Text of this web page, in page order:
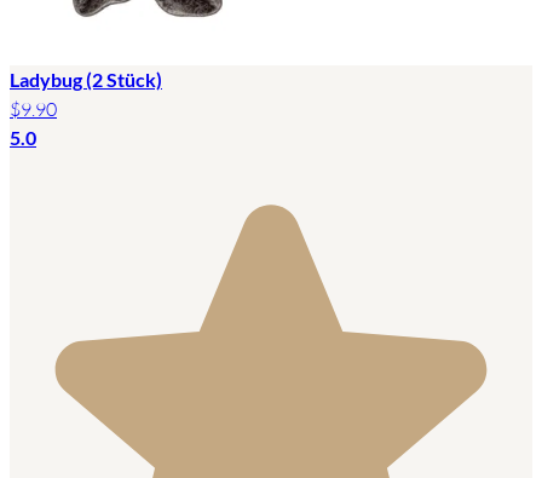
Ladybug (2 Stück)
$9.90
5.0